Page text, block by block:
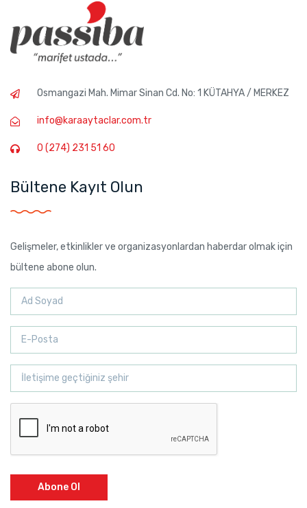
Osmangazi Mah. Mimar Sinan Cd. No: 1 KÜTAHYA / MERKEZ
info@karaaytaclar.com.tr
0 (274) 231 51 60
Bültene Kayıt Olun
Gelişmeler, etkinlikler ve organizasyonlardan haberdar olmak için
bültene abone olun.
Abone Ol